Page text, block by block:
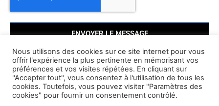
ENVOYER LE MESSAGE
© Copyright 2021 | Tony Sanchez Animateur & Coach sportif |Mentions légales
Nous utilisons des cookies sur ce site internet pour vous
offrir l'expérience la plus pertinente en mémorisant vos
préférences et vos visites répétées. En cliquant sur
"Accepter tout", vous consentez à l'utilisation de tous les
cookies. Toutefois, vous pouvez visiter "Paramètres des
cookies" pour fournir un consentement contrôlé.